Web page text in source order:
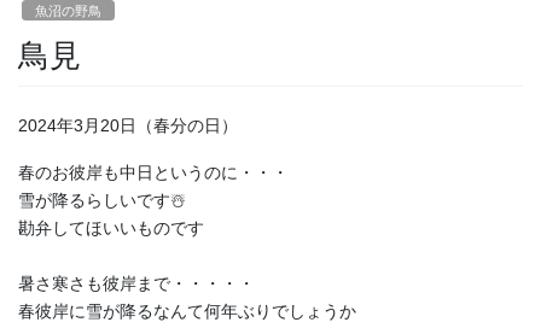
魚沼の野鳥
鳥見
2024年3月20日（春分の日）
春のお彼岸も中日というのに・・・
雪が降るらしいです☃️
勘弁してほいいものです
暑さ寒さも彼岸まで・・・・・
春彼岸に雪が降るなんて何年ぶりでしょうか